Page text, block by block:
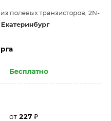
полевых транзисторов, 2N-
Екатеринбург
Бесплатно
от 227 ₽